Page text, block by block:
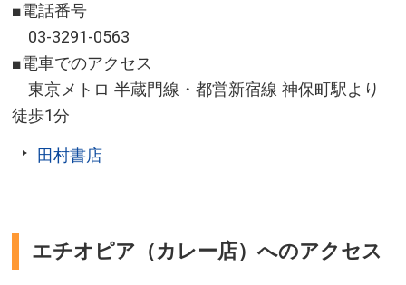
■電話番号
03-3291-0563
■電車でのアクセス
東京メトロ 半蔵門線・都営新宿線 神保町駅より
徒歩1分
田村書店
エチオピア（カレー店）へのアクセス